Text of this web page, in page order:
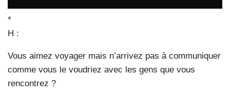
*
H :
Vous aimez voyager mais n’arrivez pas à communiquer
comme vous le voudriez avec les gens que vous
rencontrez ?